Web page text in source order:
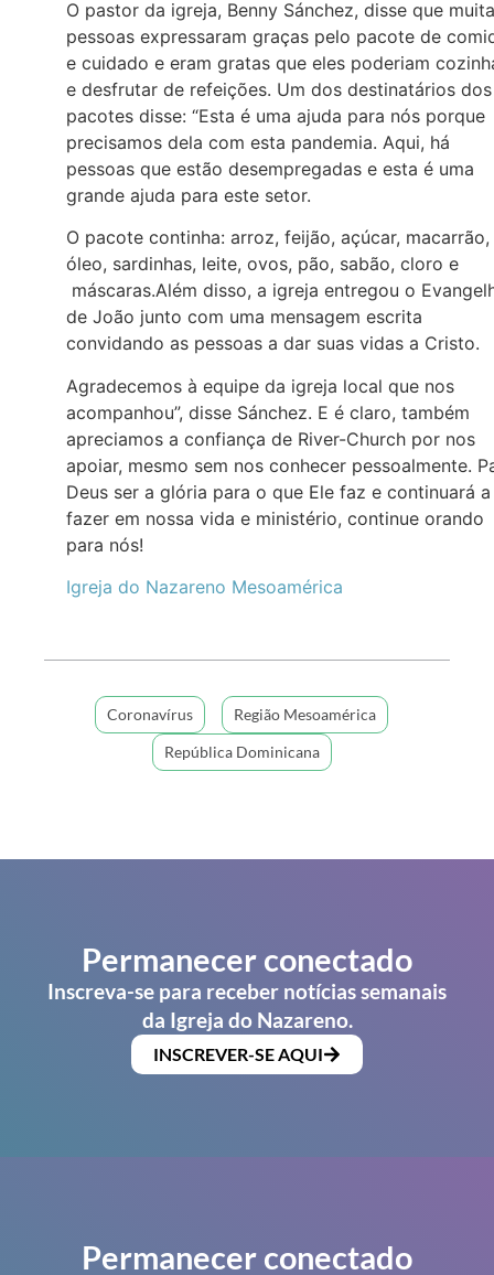
O pastor da igreja, Benny Sánchez, disse que
pessoas expressaram graças pelo pacote de
e cuidado e eram gratas que eles poderiam
e desfrutar de refeições. Um dos destinatários dos
pacotes disse: “Esta é uma ajuda para nós porque
precisamos dela com esta pandemia. Aqui, há
pessoas que estão desempregadas e esta é uma
grande ajuda para este setor.
O pacote continha: arroz, feijão, açúcar, macarrão,
óleo, sardinhas, leite, ovos, pão, sabão, cloro e
máscaras.Além disso, a igreja entregou o
de João junto com uma mensagem escrita
convidando as pessoas a dar suas vidas a Cristo.
Agradecemos à equipe da igreja local que nos
acompanhou”, disse Sánchez. E é claro, também
apreciamos a confiança de River-Church por nos
apoiar, mesmo sem nos conhecer pessoalmente.
Deus ser a glória para o que Ele faz e continuará a
fazer em nossa vida e ministério, continue orando
para nós!
Igreja do Nazareno Mesoamérica
Coronavírus
Região Mesoamérica
República Dominicana
Permanecer conectado
Inscreva-se para receber notícias semanais
da Igreja do Nazareno.
INSCREVER-SE AQUI
Permanecer conectado